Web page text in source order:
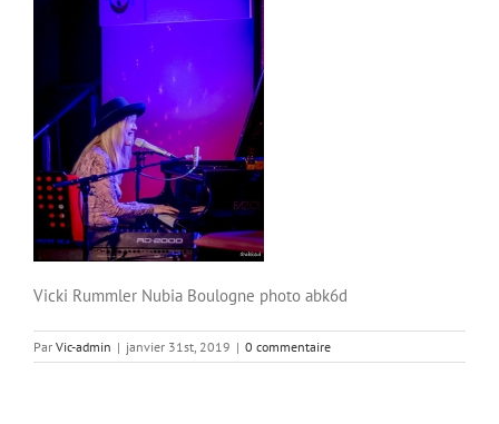
Vicki Rummler Nubia Boulogne photo abk6d
Par Vic-admin | janvier 31st, 2019 | 0 commentaire